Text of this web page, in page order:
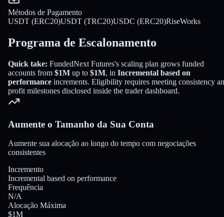
Métodos de Pagamento
USDT (ERC20)USDT (TRC20)USDC (ERC20)RiseWorks
Programa de Escalonamento
Quick take: FundedNext Futures's scaling plan grows funded
accounts from $1M up to $1M, in Incremental based on
performance increments. Eligibility requires meeting consistency
profit milestones disclosed inside the trader dashboard.
Aumente o Tamanho da Sua Conta
Aumente sua alocação ao longo do tempo com negociações
consistentes
Incremento
Incremental based on performance
Frequência
N/A
Alocação Máxima
$1M